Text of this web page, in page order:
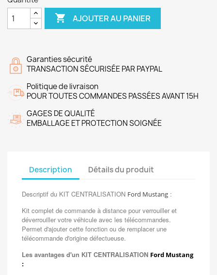
 AJOUTER AU PANIER
Garanties sécurité
TRANSACTION SÉCURISÉE PAR PAYPAL
Politique de livraison
POUR TOUTES COMMANDES PASSÉES AVANT 15H
GAGES DE QUALITÉ
EMBALLAGE ET PROTECTION SOIGNÉE
Description Détails du produit
Descriptif du KIT CENTRALISATION Ford Mustang :
Kit complet de commande à distance pour verrouiller et
déverrouiller votre véhicule avec les télécommandes.
Permet d'ajouter cette fonction ou de remplacer une
télécommande d'origine défectueuse.
Les avantages d'un KIT CENTRALISATION Ford Mustang
: